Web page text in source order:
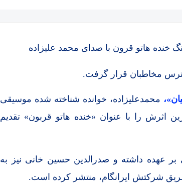
خنده هاتو قرون با صدای محمد علیزاده
مخاطبان قرار گرفت.
محمدعلیزاده، خوانده شناخته شده موسیقی
اثرش را با عنوان «خنده هاتو قربون» تقدیم
بر عهده داشته و صدرالدین حسین خانی نیز به
شرکتش ایرانگام، منتشر کرده است.